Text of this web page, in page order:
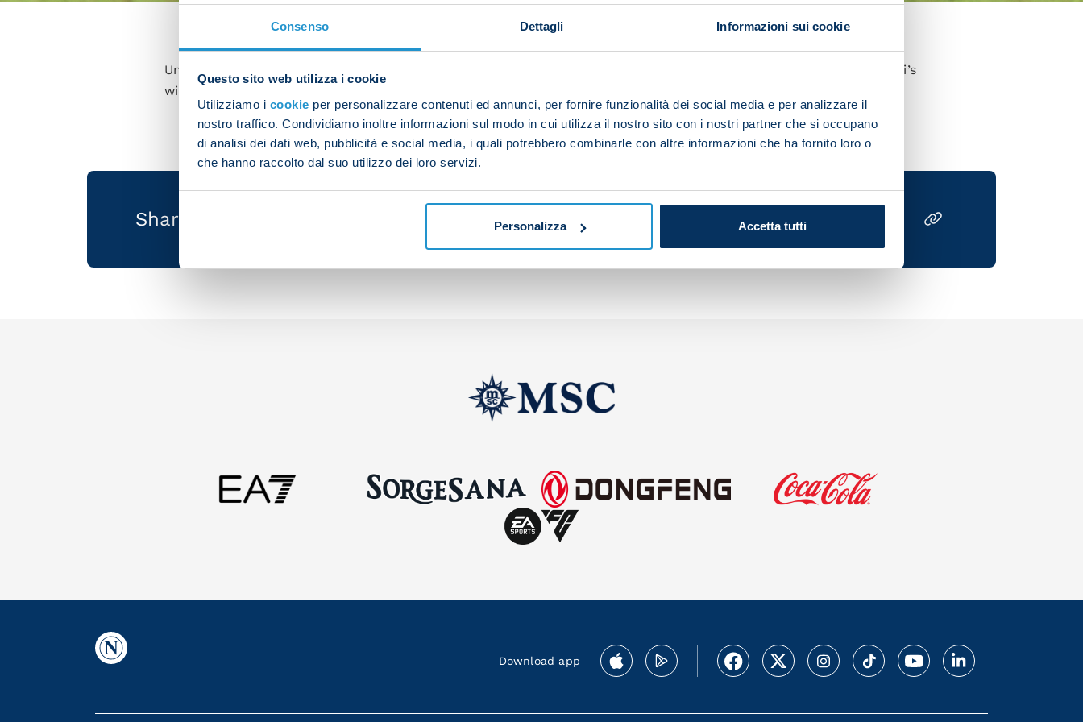
Consenso Dettagli Informazioni sui cookie
Questo sito web utilizza i cookie
Utilizziamo i cookie per personalizzare contenuti ed annunci, per fornire funzionalità dei social media e per analizzare il
nostro traffico. Condividiamo inoltre informazioni sul modo in cui utilizza il nostro sito con i nostri partner che si occupano
di analisi dei dati web, pubblicità e social media, i quali potrebbero combinarle con altre informazioni che ha fornito loro o
che hanno raccolto dal suo utilizzo dei loro servizi.
Personalizza Accetta tutti
Unfortunately, Hirving Lozano had to be taken off at the end of the first half after suffering a head injury in Napoli’s
win against Lazio.
Share the article with your friends and support the team
Download app